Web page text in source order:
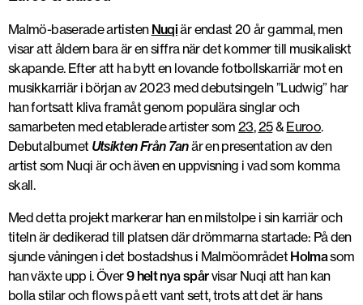
Malmö-baserade artisten Nuqiär endast 20 år gammal, men
visar att åldern bara är en siffra när det kommer till musikaliskt
skapande. Efter att ha bytt en lovande fotbollskarriär mot en
musikkarriär i början av 2023 med debutsingeln ”Ludwig” har
han fortsatt kliva framåt genom populära singlar och
samarbeten med etablerade artister som23,25&Euroo.
Debutalbumet Utsikten Från 7anär en presentation av den
artist som Nuqi är och även en uppvisning i vad som komma
skall.
Med detta projekt markerar han en milstolpe i sin karriär och
titeln är dedikerad till platsen där drömmarna startade: På den
sjunde våningen i det bostadshus i Malmöområdet Holmasom
han växte upp i. Över9 helt nya spårvisar Nuqi att han kan
bolla stilar och flows på ett vant sett, trots att det är hans